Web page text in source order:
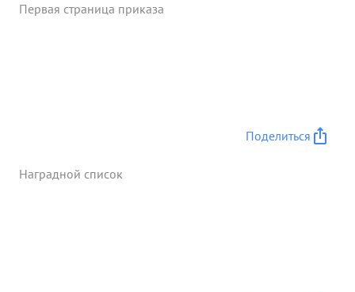
Первая страница приказа
Поделиться
Наградной список